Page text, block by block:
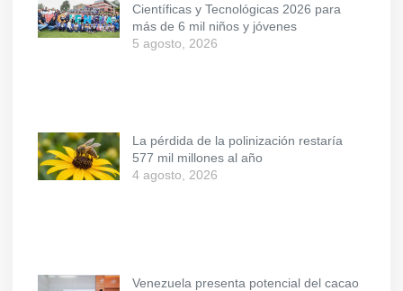
Científicas y Tecnológicas 2026 para
más de 6 mil niños y jóvenes
5 agosto, 2026
La pérdida de la polinización restaría
577 mil millones al año
4 agosto, 2026
Venezuela presenta potencial del cacao